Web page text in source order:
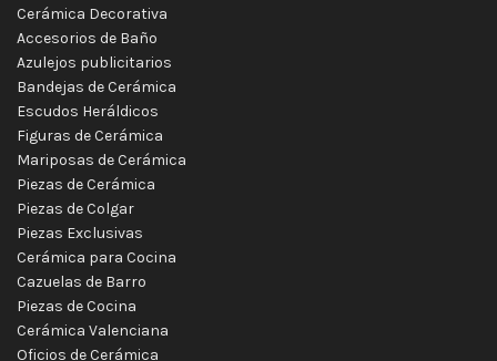
Cerámica Decorativa
Accesorios de Baño
Azulejos publicitarios
Bandejas de Cerámica
Escudos Heráldicos
Figuras de Cerámica
Mariposas de Cerámica
Piezas de Cerámica
Piezas de Colgar
Piezas Exclusivas
Cerámica para Cocina
Cazuelas de Barro
Piezas de Cocina
Cerámica Valenciana
Oficios de Cerámica